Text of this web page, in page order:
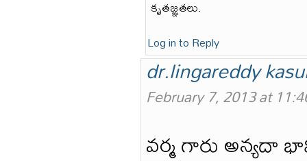
కృతజ్ఞతలు.
Log in to Reply
dr.lingareddy
February 7, 2013 at
వర్మ గారు